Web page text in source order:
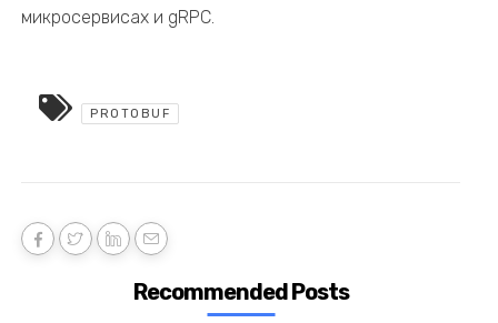
микросервисах и gRPC.
PROTOBUF
Recommended Posts